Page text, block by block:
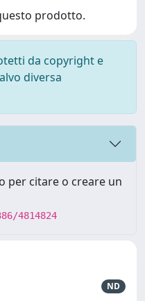
prodotto.
da copyright e
diversa
per citare o creare un
4814824
ND